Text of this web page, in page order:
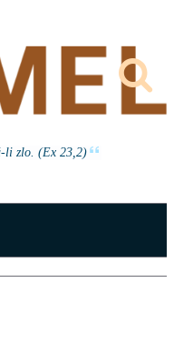
li zlo. (Ex 23,2)